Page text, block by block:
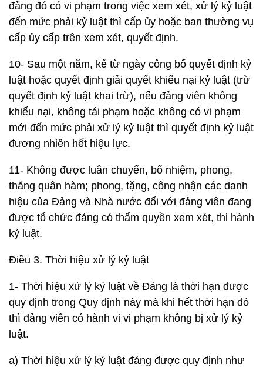
đảng đó có vi phạm trong việc xem xét, xử lý kỷ luật
đến mức phải kỷ luật thì cấp ủy hoặc ban thường vụ
cấp ủy cấp trên xem xét, quyết định.
10- Sau một năm, kể từ ngày công bố quyết định kỷ
luật hoặc quyết định giải quyết khiếu nại kỷ luật (trừ
quyết định kỷ luật khai trừ), nếu đảng viên không
khiếu nại, không tái phạm hoặc không có vi phạm
mới đến mức phải xử lý kỷ luật thì quyết định kỷ luật
đương nhiên hết hiệu lực.
11- Không được luân chuyển, bổ nhiệm, phong,
thăng quân hàm; phong, tặng, công nhận các danh
hiệu của Đảng và Nhà nước đối với đảng viên đang
được tổ chức đảng có thẩm quyền xem xét, thi hành
kỷ luật.
Điều 3. Thời hiệu xử lý kỷ luật
1- Thời hiệu xử lý kỷ luật về Đảng là thời hạn được
quy định trong Quy định này mà khi hết thời hạn đó
thì đảng viên có hành vi vi phạm không bị xử lý kỷ
luật.
a) Thời hiệu xử lý kỷ luật đảng được quy định như